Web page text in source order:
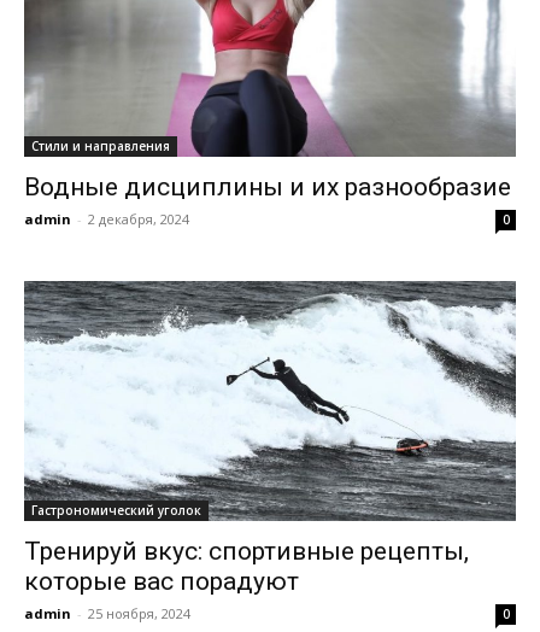
Стили и направления
Водные дисциплины и их разнообразие
admin - 2 декабря, 2024 0
Гастрономический уголок
Тренируй вкус: спортивные рецепты,
которые вас порадуют
admin - 25 ноября, 2024 0